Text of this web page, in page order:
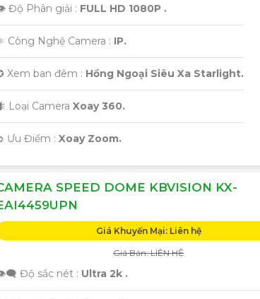
Độ Phân giải : FULL HD 1080P .
Công Nghệ Camera : IP.
Xem ban đêm : Hồng Ngoại Siêu Xa Starlight.
Loại Camera Xoay 360.
Ưu Điểm : Xoay Zoom.
SPEED DOME KBVISION KX-
Giá Khuyến Mại: Liên hệ
Giá Bán: LIÊN HỆ
Độ sắc nét : Ultra 2k .